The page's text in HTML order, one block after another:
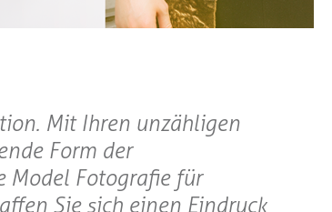
Mit Ihren unzähligen
Form der
Model Fotografie für
Sie sich einen Eindruck